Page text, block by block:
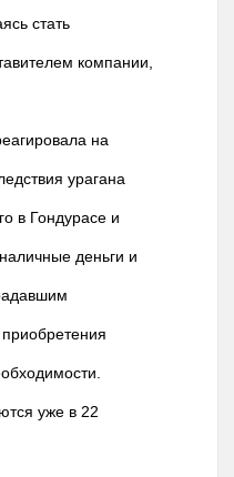
стать
компании,
на
урагана
в Гондурасе и
деньги и
уже в 22